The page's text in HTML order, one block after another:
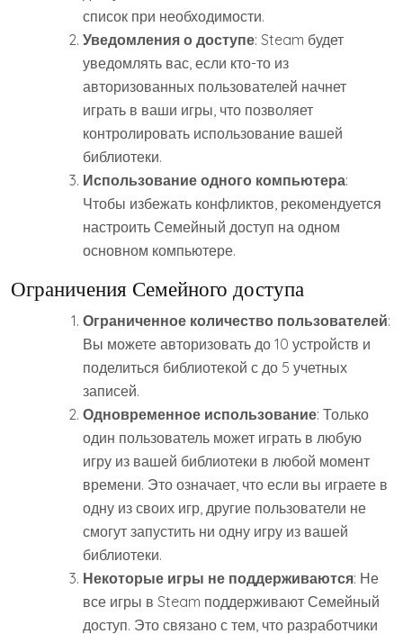
список при необходимости.
Уведомления о доступе: Steam будет
уведомлять вас, если кто-то из
авторизованных пользователей начнет
играть в ваши игры, что позволяет
контролировать использование вашей
библиотеки.
Использование одного компьютера:
Чтобы избежать конфликтов, рекомендуется
настроить Семейный доступ на одном
основном компьютере.
Ограничения Семейного доступа
Ограниченное количество пользователей:
Вы можете авторизовать до 10 устройств и
поделиться библиотекой с до 5 учетных
записей.
Одновременное использование: Только
один пользователь может играть в любую
игру из вашей библиотеки в любой момент
времени. Это означает, что если вы играете в
одну из своих игр, другие пользователи не
смогут запустить ни одну игру из вашей
библиотеки.
Некоторые игры не поддерживаются: Не
все игры в Steam поддерживают Семейный
доступ. Это связано с тем, что разработчики